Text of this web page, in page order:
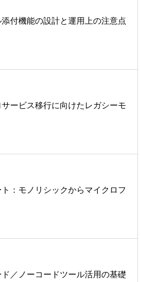
付機能の設計と運用上の注意点
ービス移行に向けたレガシーモ
：モノリシックからマイクロフ
ド／ノーコードツール活用の基礎